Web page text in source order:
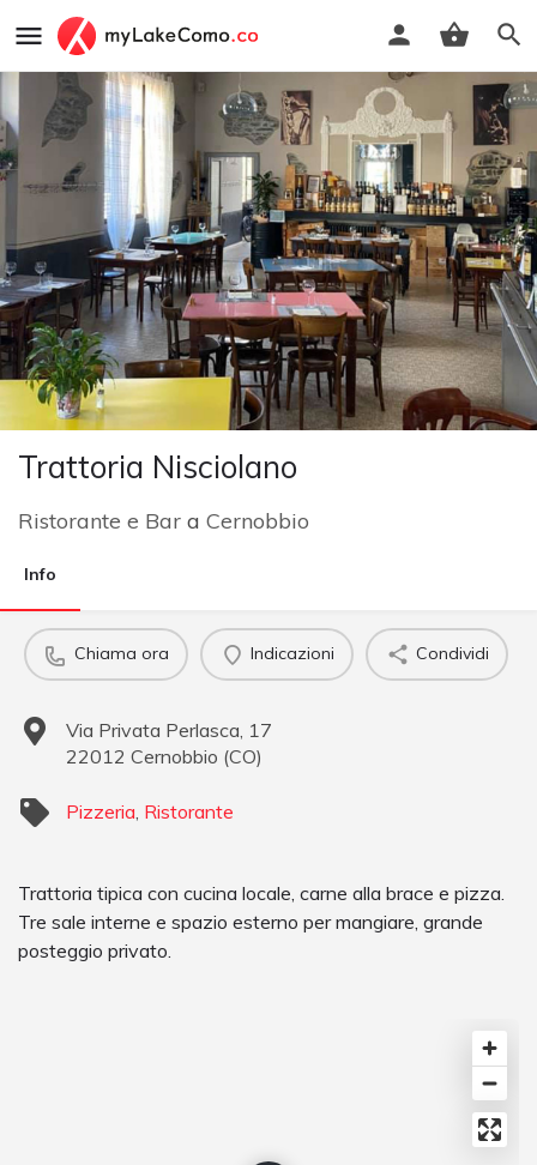
Trattoria Nisciolano
Ristorante e Bar a Cernobbio
Info
Chiama ora Indicazioni Condividi
Via Privata Perlasca, 17
22012 Cernobbio (CO)
Pizzeria Ristorante
Trattoria tipica con cucina locale, carne alla brace e pizza.
Tre sale interne e spazio esterno per mangiare, grande
posteggio privato.